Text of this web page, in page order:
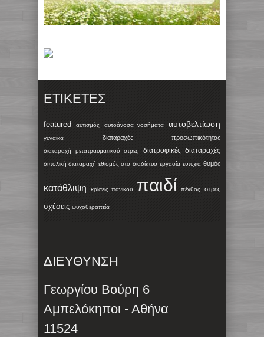
ΕΤΙΚΈΤΕΣ
featured αυτισμός αυτοάνοσα νοσήματα αυτοβελτίωση
γυναίκα διαταραχές προσωπικότητας
διαταραχή μετατραυματικού στρες διατροφικές διαταραχές
διπολική διαταραχή εθισμός στο διαδίκτυο εργασία ευτυχία θυμός
κατάθλιψη κρίσεις πανικού παιδί πένθος στρες
σχέσεις ψυχοθεραπεία
ΔΙΕΥΘΥΝΣΗ
Γεωργίου Βούρη 6
Αμπελόκηποι - Αθήνα
11524